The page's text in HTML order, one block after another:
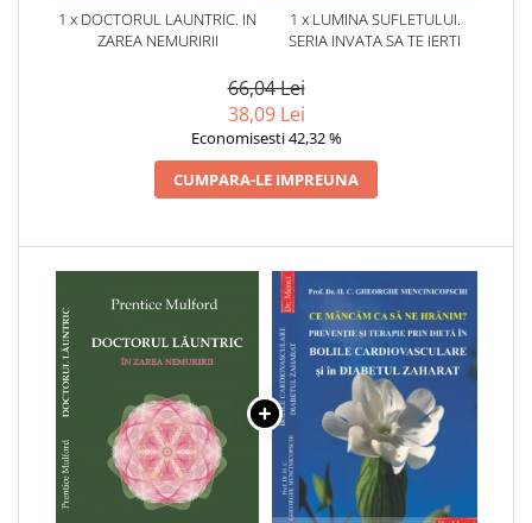
1 x DOCTORUL LAUNTRIC. IN
ZAREA NEMURIRII
1 x LUMINA SUFLETULUI.
SERIA INVATA SA TE IERTI
66,04 Lei
38,09 Lei
Economisesti 42,32 %
CUMPARA-LE IMPREUNA